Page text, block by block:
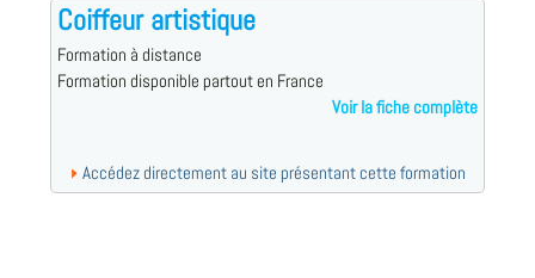
Coiffeur artistique
Formation à distance
Formation disponible partout en France
Voir la fiche complète
Accédez directement au site présentant cette formation